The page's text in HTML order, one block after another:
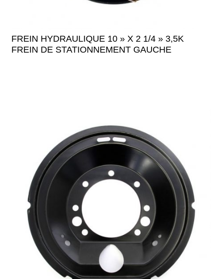
FREIN HYDRAULIQUE 10 » X 2 1/4 » 3,5K
FREIN DE STATIONNEMENT GAUCHE